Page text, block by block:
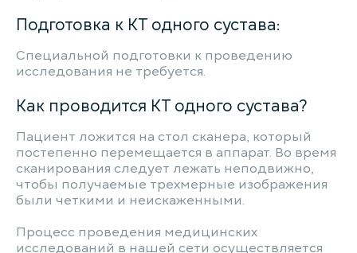
Подготовка к КТ одного сустава:
Специальной подготовки к проведению
исследования не требуется.
Как проводится КТ одного сустава?
Пациент ложится на стол сканера, который
постепенно перемещается в аппарат. Во время
сканирования следует лежать неподвижно,
чтобы получаемые трехмерные изображения
были четкими и неискаженными.
Процесс проведения медицинских
исследований в нашей сети осуществляется